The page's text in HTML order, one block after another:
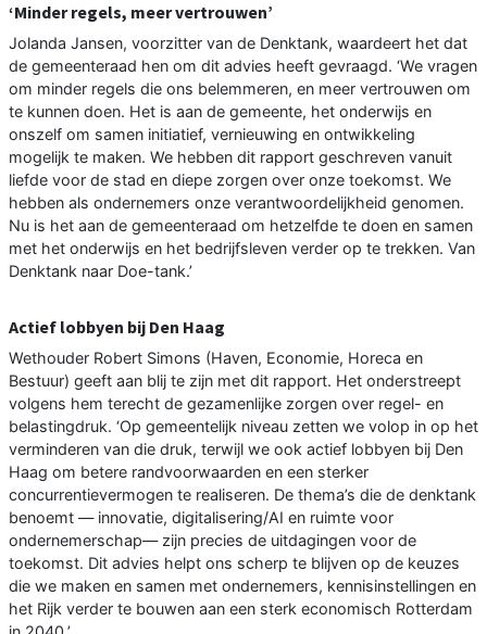
‘Minder regels, meer vertrouwen’
Jolanda Jansen, voorzitter van de Denktank, waardeert het dat
de gemeenteraad hen om dit advies heeft gevraagd. ‘We vragen
om minder regels die ons belemmeren, en meer vertrouwen om
te kunnen doen. Het is aan de gemeente, het onderwijs en
onszelf om samen initiatief, vernieuwing en ontwikkeling
mogelijk te maken. We hebben dit rapport geschreven vanuit
liefde voor de stad en diepe zorgen over onze toekomst. We
hebben als ondernemers onze verantwoordelijkheid genomen.
Nu is het aan de gemeenteraad om hetzelfde te doen en samen
met het onderwijs en het bedrijfsleven verder op te trekken. Van
Denktank naar Doe-tank.’
Actief lobbyen bij Den Haag
Wethouder Robert Simons (Haven, Economie, Horeca en
Bestuur) geeft aan blij te zijn met dit rapport. Het onderstreept
volgens hem terecht de gezamenlijke zorgen over regel- en
belastingdruk. ‘Op gemeentelijk niveau zetten we volop in op het
verminderen van die druk, terwijl we ook actief lobbyen bij Den
Haag om betere randvoorwaarden en een sterker
concurrentievermogen te realiseren. De thema’s die de denktank
benoemt — innovatie, digitalisering/AI en ruimte voor
ondernemerschap— zijn precies de uitdagingen voor de
toekomst. Dit advies helpt ons scherp te blijven op de keuzes
die we maken en samen met ondernemers, kennisinstellingen en
het Rijk verder te bouwen aan een sterk economisch Rotterdam